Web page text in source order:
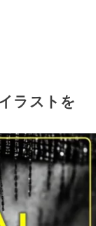
ラストを